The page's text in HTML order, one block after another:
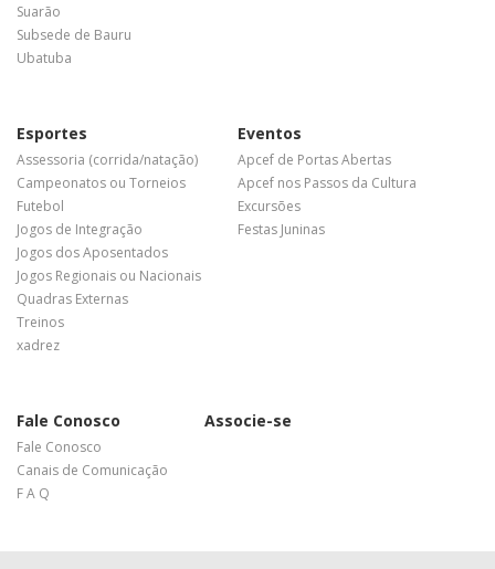
Suarão
Subsede de Bauru
Ubatuba
Esportes
Assessoria (corrida/natação)
Campeonatos ou Torneios
Futebol
Jogos de Integração
Jogos dos Aposentados
Jogos Regionais ou Nacionais
Quadras Externas
Treinos
xadrez
Eventos
Apcef de Portas Abertas
Apcef nos Passos da Cultura
Excursões
Festas Juninas
Fale Conosco
Fale Conosco
Canais de Comunicação
F A Q
Associe-se